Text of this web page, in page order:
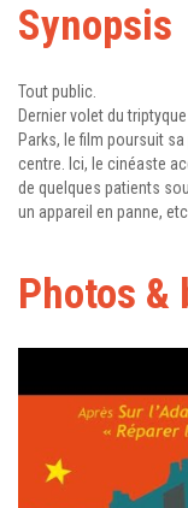
Synopsis
Tout public.
Dernier volet du
Parks, le film poursuit
centre. Ici, le cinéaste
de quelques patients
un appareil en panne, etc…
Photos &